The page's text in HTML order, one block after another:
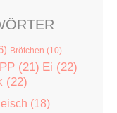
Brötchen (10)
(21) Ei (22)
(22)
(18)